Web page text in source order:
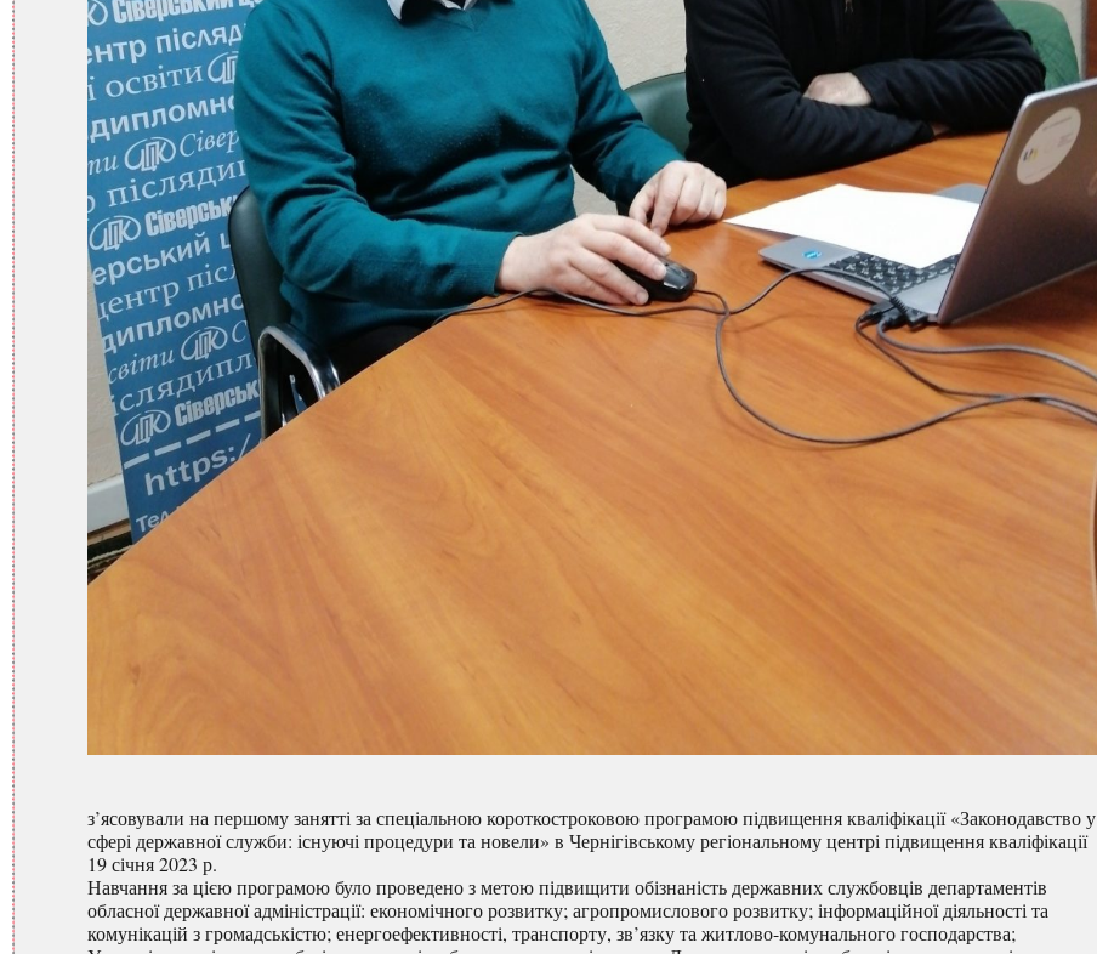
з’ясовували на першому занятті за спеціальною короткостроковою програмою підвищення кваліфікації «Законодавство у
сфері державної служби: існуючі процедури та новели» в Чернігівському регіональному центрі підвищення кваліфікації
19 січня 2023 р.
Навчання за цією програмою було проведено з метою підвищити обізнаність державних службовців департаментів
обласної державної адміністрації: економічного розвитку; агропромислового розвитку; інформаційної діяльності та
комунікацій з громадськістю; енергоефективності, транспорту, зв’язку та житлово-комунального господарства;